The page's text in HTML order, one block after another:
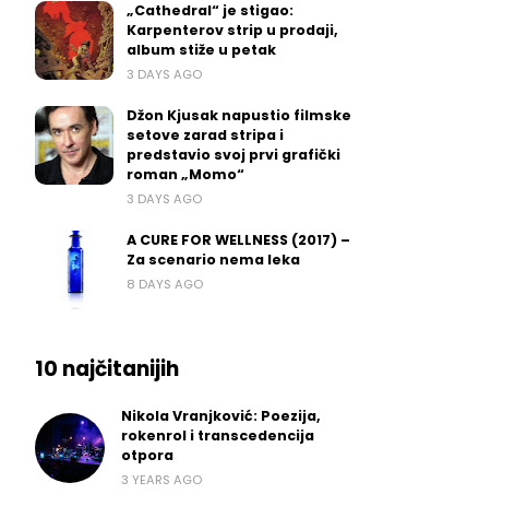
„Cathedral“ je stigao:
Karpenterov strip u prodaji,
album stiže u petak
3 DAYS AGO
Džon Kjusak napustio filmske
setove zarad stripa i
predstavio svoj prvi grafički
roman „Momo“
3 DAYS AGO
A CURE FOR WELLNESS (2017) –
Za scenario nema leka
8 DAYS AGO
10 najčitanijih
Nikola Vranjković: Poezija,
rokenrol i transcedencija
otpora
3 YEARS AGO